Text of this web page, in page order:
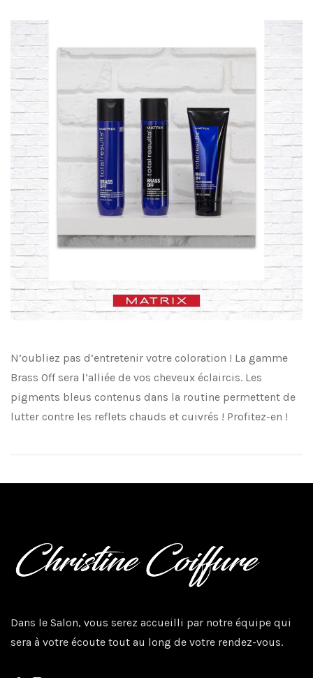
N’oubliez pas d’entretenir votre coloration ! La gamme
Brass Off sera l’alliée de vos cheveux éclaircis. Les
pigments bleus contenus dans la routine permettent de
lutter contre les reflets chauds et cuivrés ! Profitez-en !
Dans le Salon, vous serez accueilli par notre équipe qui
sera à votre écoute tout au long de votre rendez-vous.